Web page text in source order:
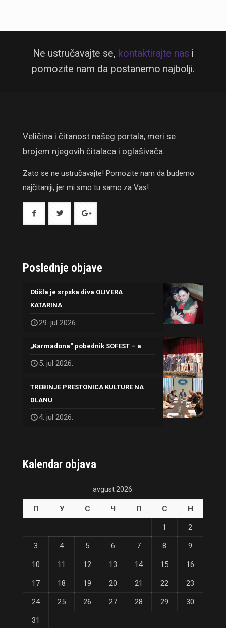
Ne ustručavajte se, kontaktirajte nas i
pomozite nam da postanemo najbolji.
Veličina i čitanost našeg portala, meri se
brojem njegovih čitalaca i oglašivača.
Zato se ne ustručavajte! Pomozite nam da budemo
najčitaniji, jer mi smo tu samo za Vas!
Poslednje objave
Otišla je srpska diva OLIVERA
KATARINA
29. jul 2026.
„Karmadona“ pobednik SOFEST – a
5. jul 2026.
TREBINJE PRESTONICA KULTURE NA
DLANU
4. jul 2026.
Kalendar objava
avgust 2026.
П У С Ч П С Н
1 2
3 4 5 6 7 8 9
10 11 12 13 14 15 16
17 18 19 20 21 22 23
24 25 26 27 28 29 30
31